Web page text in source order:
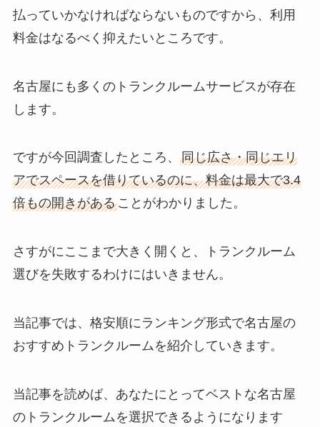
払っていかなければならないものですから、利用
料金はなるべく抑えたいところです。
名古屋にも多くのトランクルームサービスが存在
します。
ですが今回調査したところ、 同じ広さ・同じエリ
アでスペースを借りているのに、料金は最大で3.4
倍もの開きがあることがわかりました。
さすがにここまで大きく開くと、トランクルーム
選びを失敗するわけにはいきません。
当記事では、格安順にランキング形式で名古屋の
おすすめトランクルームを紹介していきます。
当記事を読めば、あなたにとってベストな名古屋
のトランクルームを選択できるようになります